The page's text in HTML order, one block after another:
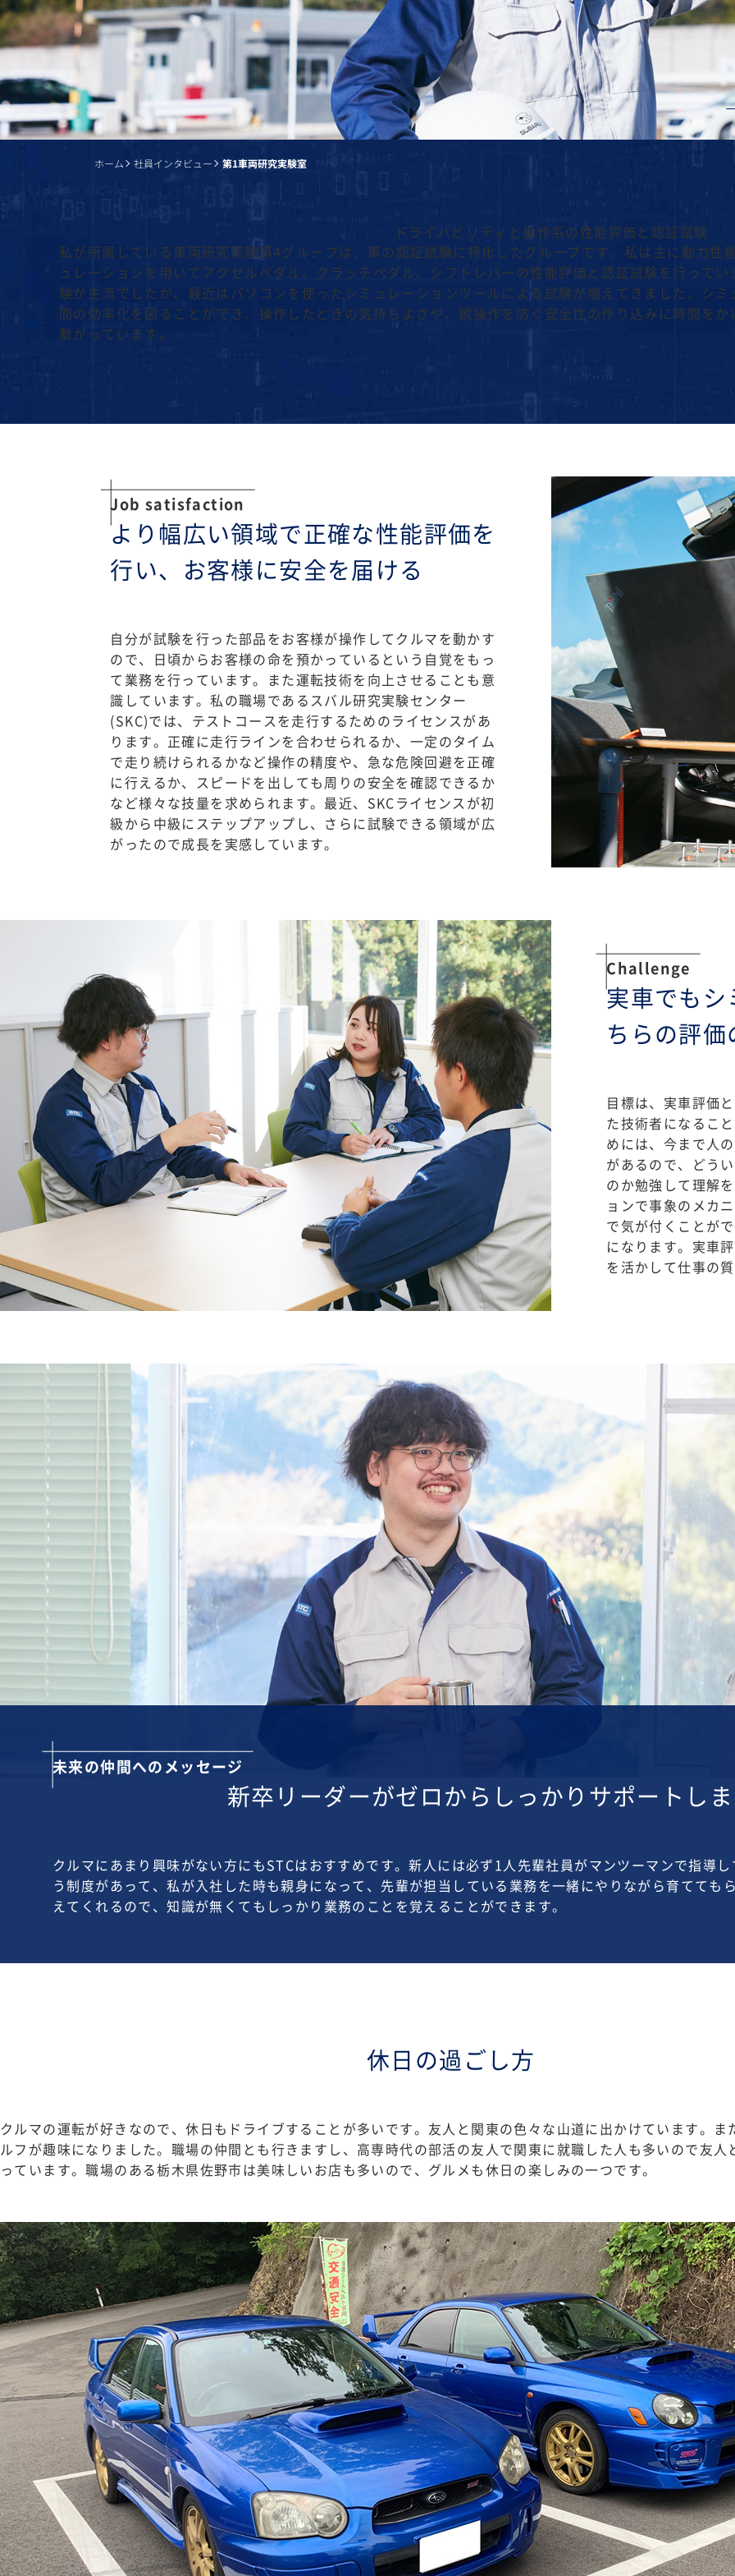
ホーム 社員インタビュー 第1車両研究実験室
ドライバビリティと操作系の性能評価と認証試験
私が所属している車両研究実験第4グループは、車の認証試験に特化したグループです。私は主に動力性
ュレーションを用いてアクセルペダル、クラッチペダル、シフトレバーの性能評価と認証試験を行って
験が主流でしたが、最近はパソコンを使ったシミュレーションツールによる試験が増えてきました。シ
間の効率化を図ることができ、操作したときの気持ちよさや、誤操作を防ぐ安全性の作り込みに時間を
繋がっています。
Job satisfaction
より幅広い領域で正確な性能評価を
行い、お客様に安全を届ける
自分が試験を行った部品をお客様が操作してクルマを動かす
ので、日頃からお客様の命を預かっているという自覚をもっ
て業務を行っています。また運転技術を向上させることも意
識しています。私の職場であるスバル研究実験センター
(SKC)では、テストコースを走行するためのライセンスがあ
ります。正確に走行ラインを合わせられるか、一定のタイム
で走り続けられるかなど操作の精度や、急な危険回避を正確
に行えるか、スピードを出しても周りの安全を確認できるか
など様々な技量を求められます。最近、SKCライセンスが初
級から中級にステップアップし、さらに試験できる領域が広
がったので成長を実感しています。
Challenge
実車でもシ
ちらの評
目標は、実車評価
た技術者になるこ
めには、今まで人
があるので、どう
のか勉強して理解
ョンで事象のメカ
で気が付くことが
になります。実車
を活かして仕事の
未来の仲間へのメッセージ
新卒リーダーがゼロからしっかりサポートし
クルマにあまり興味がない方にもSTCはおすすめです。新人には必ず1人先輩社員がマンツーマンで指導
う制度があって、私が入社した時も親身になって、先輩が担当している業務を一緒にやりながら育てても
えてくれるので、知識が無くてもしっかり業務のことを覚えることができます。
休日の過ごし方
クルマの運転が好きなので、休日もドライブすることが多いです。友人と関東の色々な山道に出かけています。ま
ルフが趣味になりました。職場の仲間とも行きますし、高専時代の部活の友人で関東に就職した人も多いので友人
っています。職場のある栃木県佐野市は美味しいお店も多いので、グルメも休日の楽しみの一つです。